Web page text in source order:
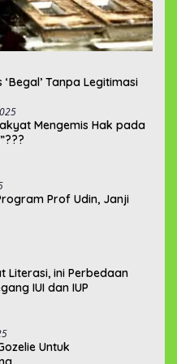
‘Begal’ Tanpa Legitimasi
Mengemis Hak pada
Prof Udin, Janji
Literasi, ini Perbedaan
IUI dan IUP
Untuk